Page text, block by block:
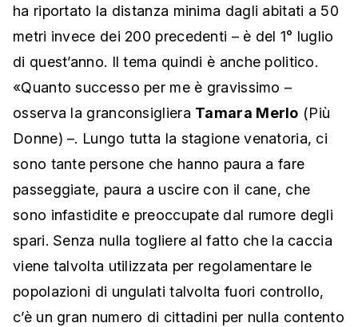
ha riportato la distanza minima dagli abitati a 50
metri invece dei 200 precedenti – è del 1° luglio
di quest’anno. Il tema quindi è anche politico.
«Quanto successo per me è gravissimo –
osserva la granconsigliera Tamara Merlo (Più
Donne) –. Lungo tutta la stagione venatoria, ci
sono tante persone che hanno paura a fare
passeggiate, paura a uscire con il cane, che
sono infastidite e preoccupate dal rumore degli
spari. Senza nulla togliere al fatto che la caccia
viene talvolta utilizzata per regolamentare le
popolazioni di ungulati talvolta fuori controllo,
c’è un gran numero di cittadini per nulla contento